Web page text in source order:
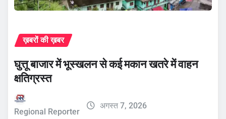
ख़बरों की ख़बर
घुत्तू बाजार में भूस्खलन से कई मकान खतरे में वाहन
क्षतिग्रस्त
Regional Reporter
अगस्त 7, 2026